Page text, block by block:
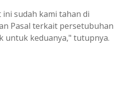
sudah kami tahan di
Pasal terkait persetubuhan
untuk keduanya," tutupnya.